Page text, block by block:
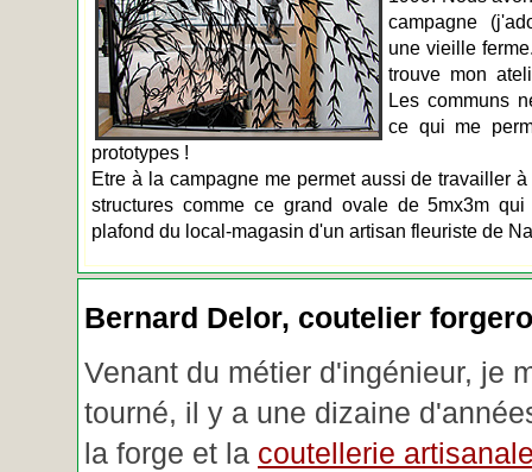
campagne
une vieille
trouve mon
Les communs
ce qui me
prototypes !
Etre à la campagne me permet aussi de travailler
structures comme ce grand ovale de 5mx3m
plafond du local-magasin d'un artisan fleuriste de
Bernard Delor, coutelier
Venant du métier d'ingénieur, je
tourné, il y a une dizaine
la forge et la coutellerie